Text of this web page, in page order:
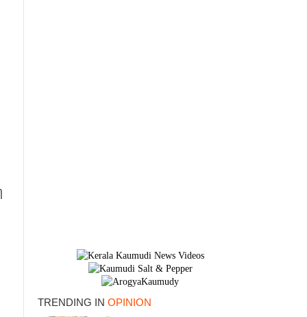
TRENDING IN OPINION